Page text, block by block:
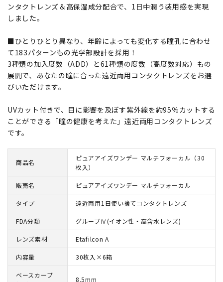
ンタクトレンズ＆高保湿成分配合で、1日中潤う装用感を実現
しました。
■ひとりひとり異なり、年齢によっても変化する瞳孔に合わせ
て183パターンもの光学部設計を採用！
3種類の加入度数（ADD）と61種類の度数（高度数対応）もの
展開で、あなたの瞳に合った遠近両用コンタクトレンズをお選
びいただけます。
UVカット付きで、目に影響を及ぼす紫外線を約95％カットする
ことができる「瞳の健康を考えた」遠近両用コンタクトレンズ
です。
商品名
ピュアアイズワンデー マルチフォーカル（30
枚入）
販売名 ピュアアイズワンデー マルチフォーカル
タイプ 遠近両用1日使い捨てコンタクトレンズ
FDA分類 グループⅣ(イオン性・高含水レンズ)
レンズ素材 Etafilcon A
内容量 30枚入×6箱
ベースカーブ
8.5mm